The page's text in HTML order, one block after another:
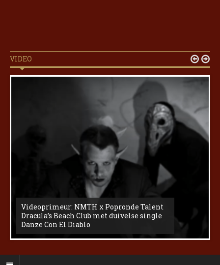
VIDEO
Videoprimeur: NMTH x Popronde Talent
Dracula’s Beach Club met duivelse single
Danze Con El Diablo
 